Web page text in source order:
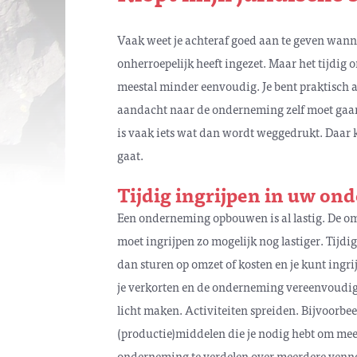
Vaak weet je achteraf goed aan te geven
onherroepelijk heeft ingezet. Maar het tijdig
meestal minder eenvoudig. Je bent praktisch
aandacht naar de onderneming zelf moet
is vaak iets wat dan wordt weggedrukt.
gaat.
Tijdig ingrijpen in uw
Een onderneming opbouwen is al lastig. De
moet ingrijpen zo mogelijk nog lastiger.
dan sturen op omzet of kosten en je kunt
je verkorten en de onderneming
licht maken. Activiteiten spreiden.
(productie)middelen die je nodig hebt om